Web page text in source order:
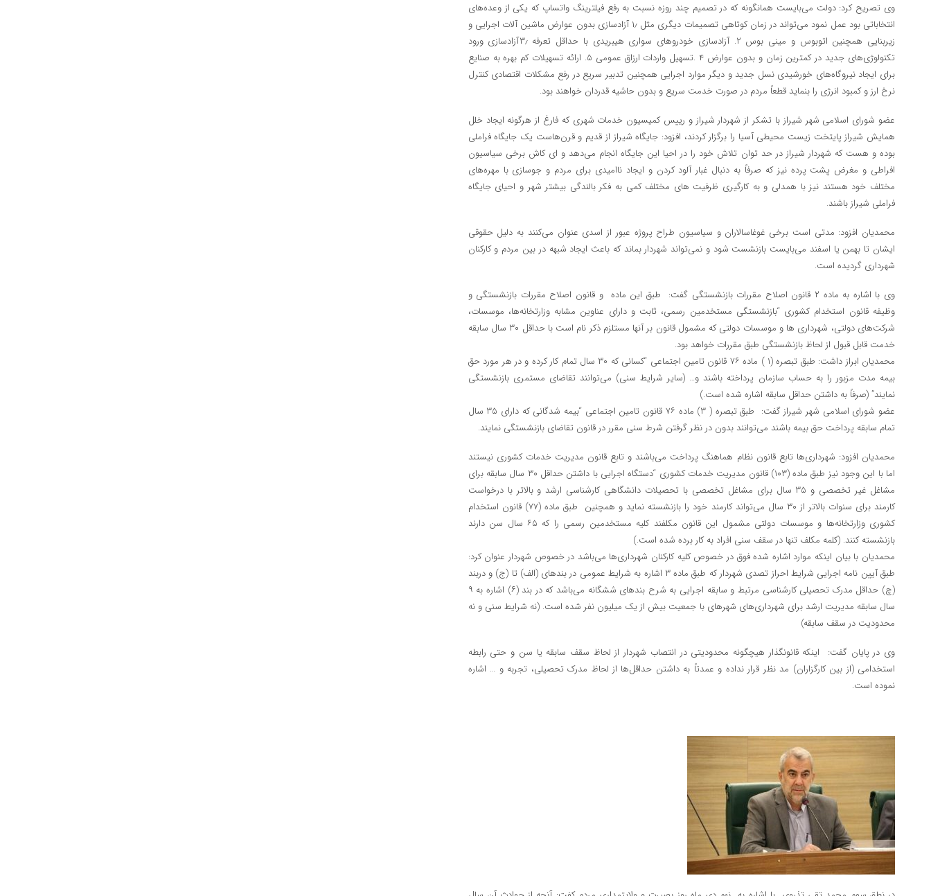
وی تصریح کرد: دولت می‌بایست همانگونه که در تصمیم چند روزه نسبت به رفع فیلترینگ واتساپ که یکی از وعده‌های
انتخاباتی بود عمل نمود می‌تواند در زمان کوتاهی تصمیمات دیگری مثل ۱٫ آزادسازی بدون عوارض ماشین آلات اجرایی و
زیربنایی همچنین اتوبوس و مینی بوس ۲. آزادسازی خودروهای سواری هیبریدی با حداقل تعرفه ۳٫آزادسازی ورود
تکنولوژی‌های جدید در کمترین زمان و بدون عوارض ۴ .تسهیل واردات ارزاق عمومی ۵. ارائه تسهیلات کم بهره به صنایع
برای ایجاد نیروگاه‌های خورشیدی نسل جدید و دیگر موارد اجرایی همچنین تدبیر سریع در رفع مشکلات اقتصادی کنترل
نرخ ارز و کمبود انرژی را بنماید قطعاً مردم در صورت خدمت سریع و بدون حاشیه قدردان خواهند بود.
عضو شورای اسلامی شهر شیراز با تشکر از شهردار شیراز و رییس کمیسیون خدمات شهری که فارغ از هرگونه ایجاد خلل
همایش شیراز پایتخت زیست محیطی آسیا را برگزار کردند، افزود: جایگاه شیراز از قدیم و قرن‌هاست یک جایگاه فراملی
بوده و هست که شهردار شیراز در حد توان تلاش خود را در احیا این جایگاه انجام می‌دهد و ای کاش برخی سیاسیون
افراطی و مغرض پشت پرده نیز که صرفاً به دنبال غبار آلود کردن و ایجاد ناامیدی برای مردم و جوسازی با مهره‌های
مختلف خود هستند نیز با همدلی و به کارگیری ظرفیت های مختلف کمی به فکر بالندگی بیشتر شهر و احیای جایگاه
فراملی شیراز باشند.
محمدیان افزود: مدتی است برخی غوغاسالاران و سیاسیون طراح پروژه عبور از اسدی عنوان می‌کنند به دلیل حقوقی
ایشان تا بهمن یا اسفند می‌بایست بازنشست شود و نمی‌تواند شهردار بماند که باعث ایجاد شبهه در بین مردم و کارکنان
شهرداری گردیده است.
وی با اشاره به ماده ۲ قانون اصلاح مقررات بازنشستگی گفت: طبق این ماده و قانون اصلاح مقررات بازنشستگی و
وظیفه قانون استخدام کشوری “بازنشستگی مستخدمین رسمی، ثابت و دارای عناوین مشابه وزارتخانه‌ها، موسسات،
شرکت‌های دولتی، شهرداری ها و موسسات دولتی که مشمول قانون بر آنها مستلزم ذکر نام است با حداقل ۳۰ سال سابقه
خدمت قابل قبول از لحاظ بازنشستگی طبق مقررات خواهد بود.
محمدیان ابراز داشت: طبق تبصره (۱ ) ماده ۷۶ قانون تامین اجتماعی “کسانی که ۳۰ سال تمام کار کرده و در هر مورد حق
بیمه مدت مزبور را به حساب سازمان پرداخته باشند و… (سایر شرایط سنی) می‌توانند تقاضای مستمری بازنشستگی
نمایند” (صرفاً به داشتن حداقل سابقه اشاره شده است.)
عضو شورای اسلامی شهر شیراز گفت: طبق تبصره ( ۳) ماده ۷۶ قانون تامین اجتماعی “بیمه شدگانی که دارای ۳۵ سال
تمام سابقه پرداخت حق بیمه باشند می‌توانند بدون در نظر گرفتن شرط سنی مقرر در قانون تقاضای بازنشستگی نمایند.
محمدیان افزود: شهرداری‌ها تابع قانون نظام هماهنگ پرداخت می‌باشند و تابع قانون مدیریت خدمات کشوری نیستند
اما با این وجود نیز طبق ماده (۱۰۳) قانون مدیریت خدمات کشوری “دستگاه اجرایی با داشتن حداقل ۳۰ سال سابقه برای
مشاغل غیر تخصصی و ۳۵ سال برای مشاغل تخصصی با تحصیلات دانشگاهی کارشناسی ارشد و بالاتر با درخواست
کارمند برای سنوات بالاتر از ۳۰ سال می‌تواند کارمند خود را بازنشسته نماید و همچنین طبق ماده (۷۷) قانون استخدام
کشوری وزارتخانه‌ها و موسسات دولتی مشمول این قانون مکلفند کلیه مستخدمین رسمی را که ۶۵ سال سن دارند
بازنشسته کنند. (کلمه مکلف تنها در سقف سنی افراد به کار برده شده است.)
محمدیان با بیان اینکه موارد اشاره شده فوق در خصوص کلیه کارکنان شهرداری‌ها می‌باشد در خصوص شهردار عنوان کرد:
طبق آیین نامه اجرایی شرایط احراز تصدی شهردار که طبق ماده ۳ اشاره به شرایط عمومی در بندهای (الف) تا (ج) و دربند
(چ) حداقل مدرک تحصیلی کارشناسی مرتبط و سابقه اجرایی به شرح بندهای ششگانه می‌باشد که در بند (۶) اشاره به ۹
سال سابقه مدیریت ارشد برای شهرداری‌های شهرهای با جمعیت بیش از یک میلیون نفر شده است. (نه شرایط سنی و نه
محدودیت در سقف سابقه)
وی در پایان گفت: اینکه قانونگذار هیچگونه محدودیتی در انتصاب شهردار از لحاظ سقف سابقه یا سن و حتی رابطه
استخدامی (از بین کارگزاران) مد نظر قرار نداده و عمدتاً به داشتن حداقل‌ها از لحاظ مدرک تحصیلی، تجربه و … اشاره
نموده است.